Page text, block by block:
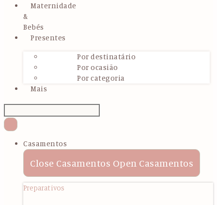
Maternidade
&
Bebés
Presentes
Por destinatário
Por ocasião
Por categoria
Mais
Casamentos
Close Casamentos Open Casamentos
Preparativos